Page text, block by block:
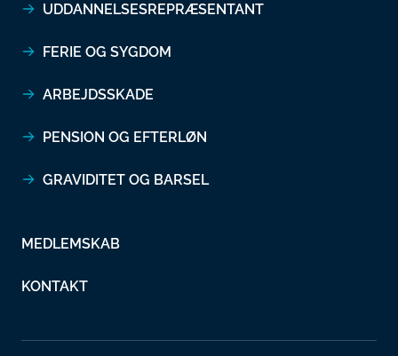
UDDANNELSESREPRÆSENTANT
FERIE OG SYGDOM
ARBEJDSSKADE
PENSION OG EFTERLØN
GRAVIDITET OG BARSEL
MEDLEMSKAB
KONTAKT